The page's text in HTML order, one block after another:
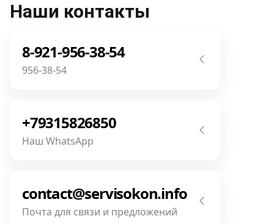
Наши контакты
8-921-956-38-54
956-38-54
роботов и автоответчиков!
+79315826850
Наш WhatsApp
предметней если Вы пришлете
фотографии, размеры и пр.
contact@servisokon.info
Почта для связи и предложений